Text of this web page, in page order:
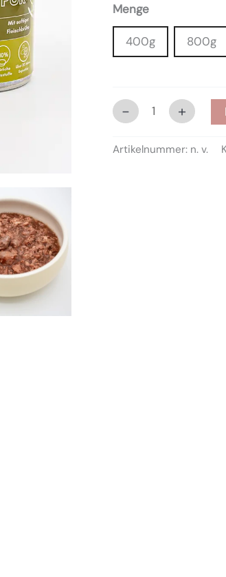
Menge
400g 800g
- +
Artikelnummer: n. v.